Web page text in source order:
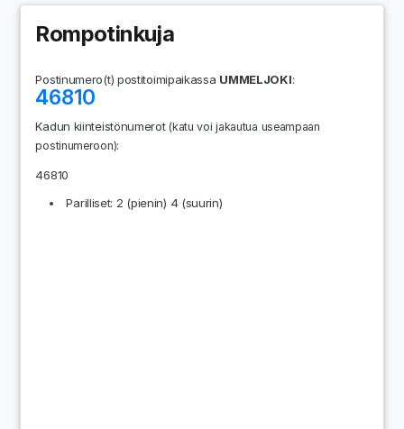
Rompotinkuja
Postinumero(t) postitoimipaikassa UMMELJOKI:
46810
Kadun kiinteistönumerot(katu voi jakautua useampaan
postinumeroon):
46810
Parilliset: 2 (pienin) 4 (suurin)